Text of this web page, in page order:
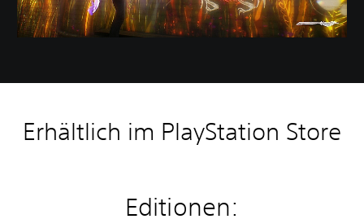
Erhältlich im PlayStation Store
Editionen: